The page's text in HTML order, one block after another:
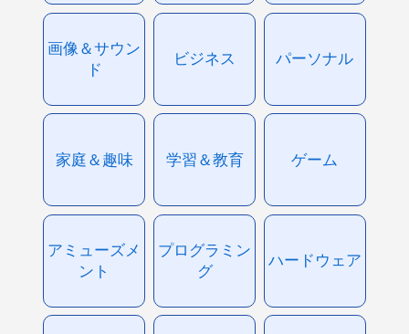
画像＆サウン
ド
ビジネス パーソナル
家庭＆趣味 学習＆教育 ゲーム
アミューズメ
ント
プログラミン
グ
ハードウェア